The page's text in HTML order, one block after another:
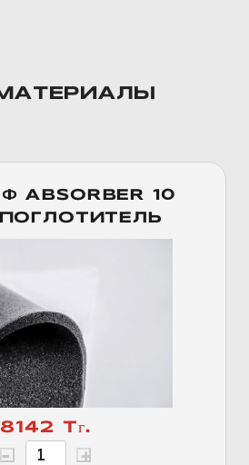
ABSORBER 10
8142 Тг.